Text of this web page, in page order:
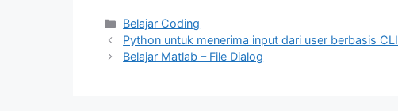
Categories
Belajar Coding
Python untuk menerima input dari user berbasis CLI
Belajar Matlab – File Dialog